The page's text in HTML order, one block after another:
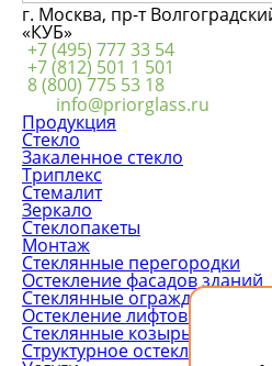
г. Москва, пр-т
«КУБ»
+7 (495) 777 33 54
+7 (812) 501 1 501
8 (800) 775 53 18
info@priorglass.ru
Продукция
Стекло
Закаленное стекло
Триплекс
Стемалит
Зеркало
Стеклопакеты
Монтаж
Стеклянные перегородки
Остекление фасадов зданий
Стеклянные ограждения
Остекление лифтовых шахт
Стеклянные козырьки
Структурное остекление